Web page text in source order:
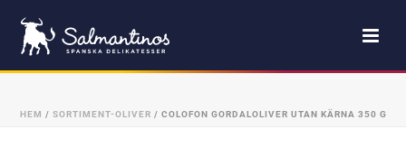
HEM / SORTIMENT-OLIVER / COLOFON GORDALOLIVER UTAN KÄRNA 350 G